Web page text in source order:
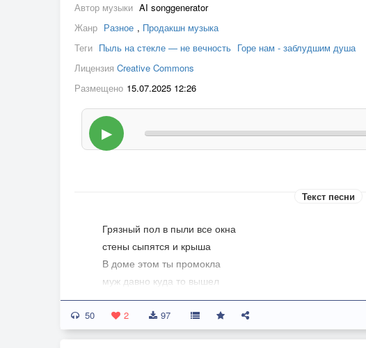
Автор музыки AI songgenerator
Жанр Разное , Продакшн музыка
Теги Пыль на стекле — не вечность Горе нам - заблудшим душа
Лицензия Creative Commons
Размещено 15.07.2025 12:26
▶
Текст песни
Грязный пол в пыли все окна
стены сыпятся и крыша
В доме этом ты промокла
муж давно куда то вышел
Годы быстро пролетели
оставляя след на лицах
50 2 97